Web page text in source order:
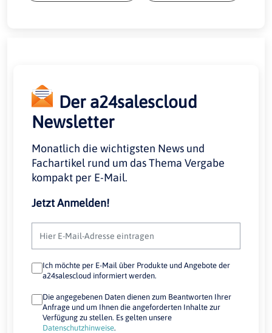
Der a24salescloud
Newsletter
Monatlich die wichtigsten News und
Fachartikel rund um das Thema Vergabe
kompakt per E-Mail.
Jetzt Anmelden!
Ich möchte per E-Mail über Produkte und Angebote der
a24salescloud informiert werden.
Die angegebenen Daten dienen zum Beantworten Ihrer
Anfrage und um Ihnen die angeforderten Inhalte zur
Verfügung zu stellen. Es gelten unsere
Datenschutzhinweise.